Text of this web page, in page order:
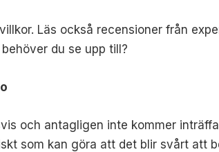
Läs också recensioner från
du se upp till?
och antagligen inte kommer
som kan göra att det blir svårt att